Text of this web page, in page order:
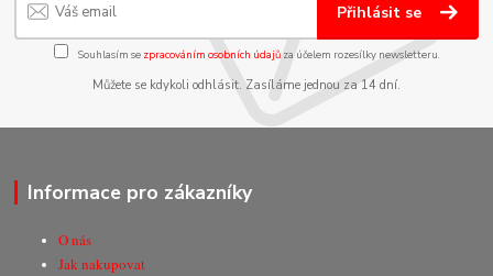
Přihlásit se
Souhlasím se zpracováním osobních údajůza účelem rozesílky newsletteru.
Můžete se kdykoli odhlásit. Zasíláme jednou za 14 dní.
Informace pro zákazníky
O nás
Jak nakupovat